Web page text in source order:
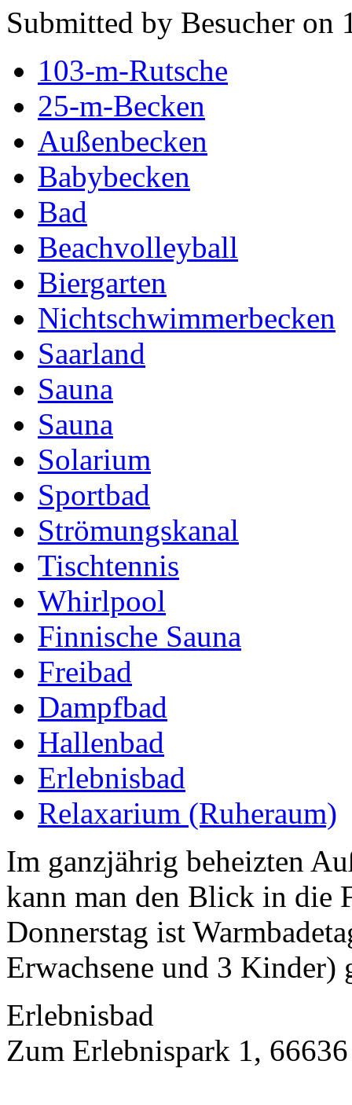
Submitted by Besucher on
103-m-Rutsche
25-m-Becken
Außenbecken
Babybecken
Bad
Beachvolleyball
Biergarten
Nichtschwimmerbecken
Saarland
Sauna
Sauna
Solarium
Sportbad
Strömungskanal
Tischtennis
Whirlpool
Finnische Sauna
Freibad
Dampfbad
Hallenbad
Erlebnisbad
Relaxarium (Ruheraum)
Im ganzjährig beheizten
kann man den Blick in die
Donnerstag ist
Erwachsene und 3 Kinder)
Erlebnisbad
Zum Erlebnispark 1,